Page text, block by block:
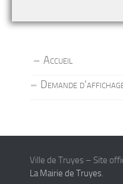
Accueil
Demande
Ville de Truyes – Site
La Mairie de Truyes.